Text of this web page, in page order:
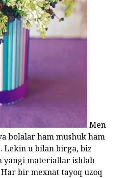
Men
bolalar ham mushuk ham
Lekin u bilan birga, biz
yangi materiallar ishlab
bir mexnat tayoq uzoq